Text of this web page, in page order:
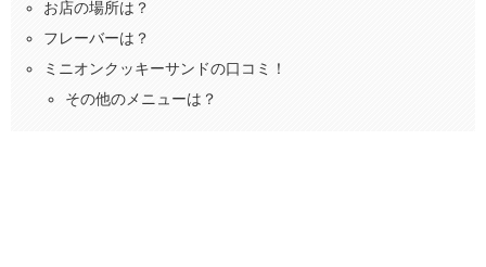
お店の場所は？
フレーバーは？
ミニオンクッキーサンドの口コミ！
その他のメニューは？